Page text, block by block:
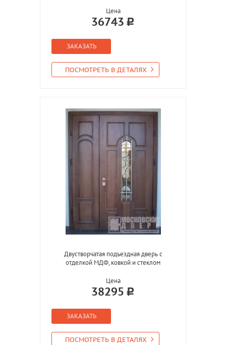
Цена
36743
ЗАКАЗАТЬ
ПОСМОТРЕТЬ В ДЕТАЛЯХ
Двустворчатая подъездная дверь с
отделкой МДФ, ковкой и стеклом
Цена
38295
ЗАКАЗАТЬ
ПОСМОТРЕТЬ В ДЕТАЛЯХ